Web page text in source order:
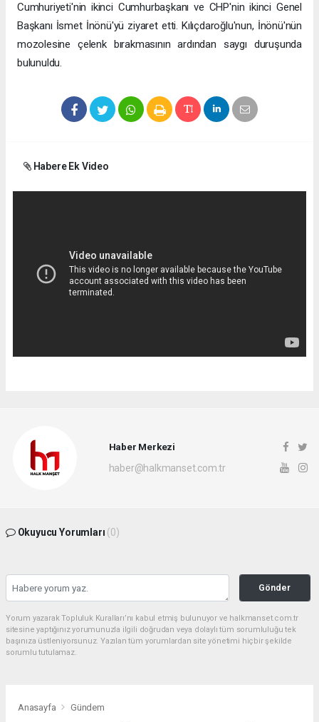
Cumhuriyeti'nin ikinci Cumhurbaşkanı ve CHP'nin ikinci Genel
Başkanı İsmet İnönü'yü ziyaret etti. Kılıçdaroğlu'nun, İnönü'nün
mozolesine çelenk bırakmasının ardından saygı duruşunda
bulunuldu.
Habere Ek Video
Haber Merkezi
haber@halkmanset.com.tr
Okuyucu Yorumları (0)
Gönder
Yorum yazarak Topluluk Kuralları’nı kabul etmiş bulunuyor ve halkmanset.com.tr
sitesine yaptığınız yorumunuzla ilgili doğrudan veya dolaylı tüm sorumluluğu tek
başınıza üstleniyorsunuz. Yazılan tüm yorumlardan site yönetimi hiçbir şekilde
sorumlu tutulamaz.
Anasayfa Gündem